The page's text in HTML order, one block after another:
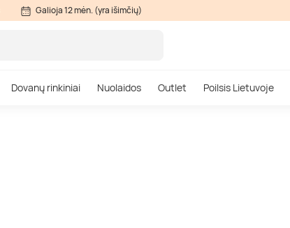
Galioja 12 mėn. (yra išimčių)
Dovanų rinkiniai Nuolaidos Outlet Poilsis Lietuvoje